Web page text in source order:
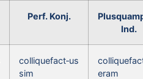
Perf. Konj.
Ind.
colliquefact‑us
sim
eram